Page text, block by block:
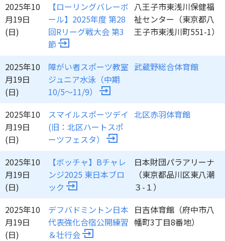
2025年10
月19日
(日)
【ローリングバレーボ
ール】2025年度 第28
回Rリーグ戦大会 第3
節
八王子市東浅川保健福
祉センター（東京都八
王子市東浅川町551-1）
2025年10
月19日
(日)
障がい者スポーツ教室
ジュニア水泳（中期
10/5～11/9）
武蔵野総合体育館
2025年10
月19日
(日)
スマイルスポーツデイ
(旧：北区ハートスポ
ーツフェスタ）
北区赤羽体育館
2025年10
月19日
(日)
【ボッチャ】Bチャレ
ンジ2025 東日本ブロ
ック
日本財団パラアリーナ
（東京都品川区東八潮
３-１）
2025年10
月19日
(日)
デフバドミントン日本
代表強化合宿公開練習
＆壮行会
日吉体育館（府中市八
幡町3丁目8番地）